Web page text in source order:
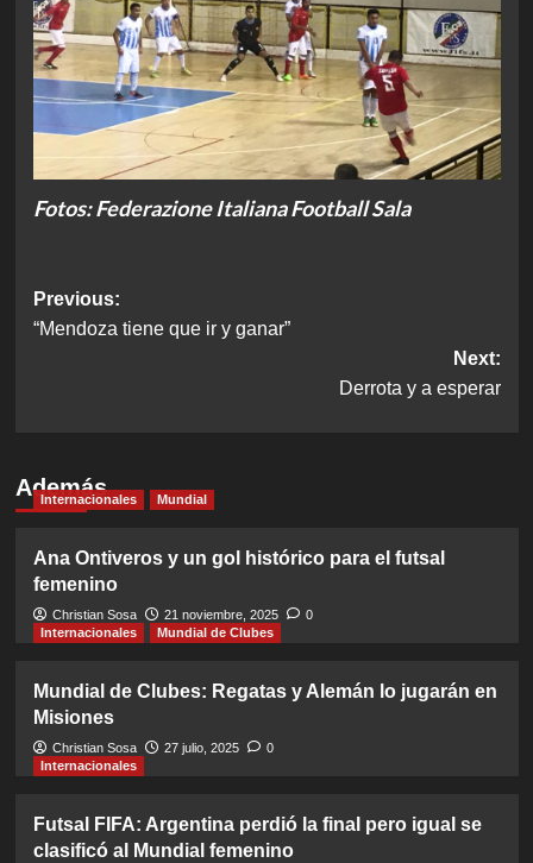
Fotos: Federazione Italiana Football Sala
Post
navigation
Previous:
“Mendoza tiene que ir y ganar”
Next:
Derrota y a esperar
Además
Internacionales Mundial
Ana Ontiveros y un gol histórico para el futsal
femenino
Christian Sosa 21 noviembre, 2025
0
Internacionales
Mundial de Clubes
Mundial de Clubes: Regatas y Alemán lo jugarán en
Misiones
Christian Sosa 27 julio, 2025
0
Internacionales
Futsal FIFA: Argentina perdió la final pero igual se
clasificó al Mundial femenino